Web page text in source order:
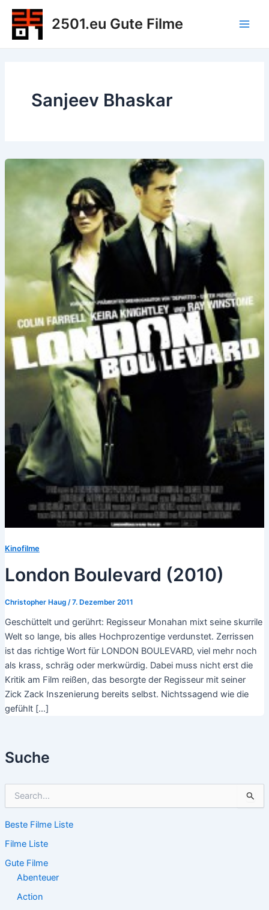
Zum
Inhalt
springen
2501.eu Gute Filme
Suche
h
n
n
Beste Filme Liste
Filme Liste
Gute Filme
Abenteuer
Action
Sanjeev Bhaskar
Kinofilme
London Boulevard (2010)
Christopher Haug /7. Dezember 2011
Geschüttelt und gerührt: Regisseur Monahan mixt seine skurrile
Welt so lange, bis alles Hochprozentige verdunstet. Zerrissen
ist das richtige Wort für LONDON BOULEVARD, viel mehr noch
als krass, schräg oder merkwürdig. Dabei muss nicht erst die
Kritik am Film reißen, das besorgte der Regisseur mit seiner
Zick Zack Inszenierung bereits selbst. Nichtssagend wie die
gefühlt […]